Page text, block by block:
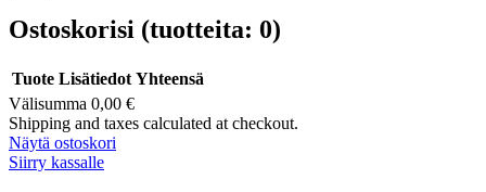
Ostoskorisi (tuotteita: 0)
Tuotteet
ostoskorissa
Tuote Lisätiedot Yhteensä
Välisumma 0,00 €
Shipping and taxes calculated at checkout.
Näytä ostoskori
Siirry kassalle